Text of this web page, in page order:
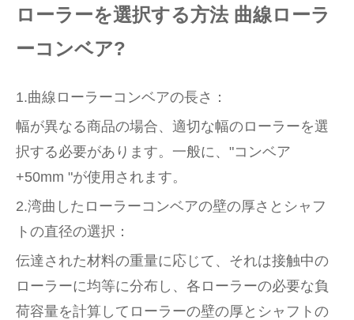
ローラーを選択する方法 曲線ローラ
ーコンベア?
1.曲線ローラーコンベアの長さ：
幅が異なる商品の場合、適切な幅のローラーを選
択する必要があります。一般に、"コンベア
+50mm "が使用されます。
2.湾曲したローラーコンベアの壁の厚さとシャフ
トの直径の選択：
伝達された材料の重量に応じて、それは接触中の
ローラーに均等に分布し、各ローラーの必要な負
荷容量を計算してローラーの壁の厚とシャフトの